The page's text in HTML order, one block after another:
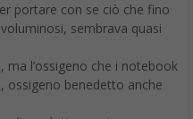
portare con se ciò che fino
sembrava quasi
l’ossigeno che i notebook
ossigeno benedetto anche